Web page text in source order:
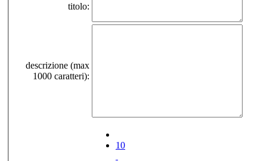
titolo:
descrizione (max
1000 caratteri):
10